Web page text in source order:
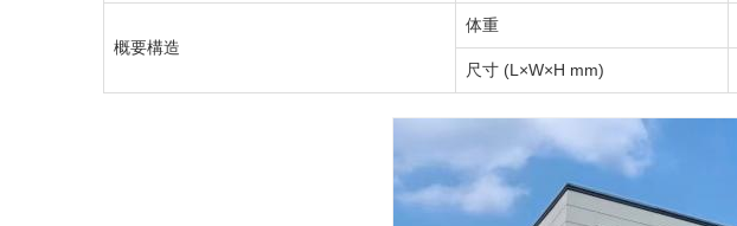
概要構造
体重
尺寸 (L×W×H mm)